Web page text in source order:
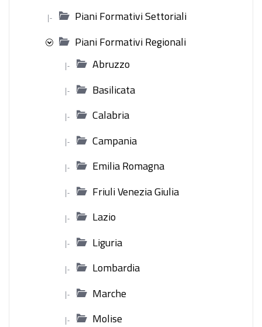
|-
Piani Formativi Settoriali
Piani Formativi Regionali
|- Abruzzo
|- Basilicata
|- Calabria
|- Campania
|- Emilia Romagna
|- Friuli Venezia Giulia
|- Lazio
|- Liguria
|- Lombardia
|- Marche
|- Molise